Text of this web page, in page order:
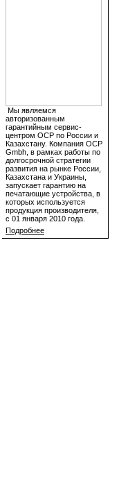
Мы являемся
авторизованным
гарантийным сервис-
центром OCP по России и
Казахстану. Компания OCP
Gmbh, в рамках работы по
долгосрочной стратегии
развития на рынке России,
Казахстана и Украины,
запускает гарантию на
печатающие устройства, в
которых используется
продукция производителя,
с 01 января 2010 года.
Подробнее